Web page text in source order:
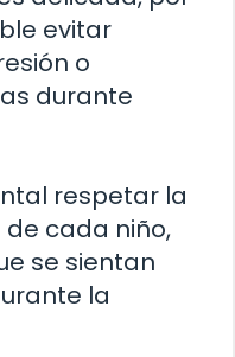
evitar
o
durante
respetar la
cada niño,
se sientan
la